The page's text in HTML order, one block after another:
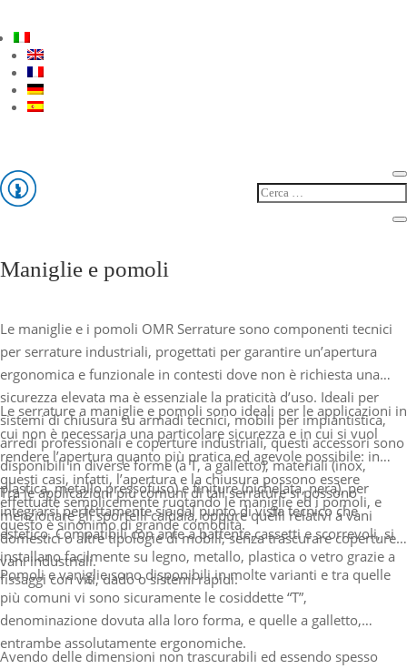
Maniglie e pomoli
Le maniglie e i pomoli OMR Serrature sono componenti tecnici
per serrature industriali, progettati per garantire un’apertura
ergonomica e funzionale in contesti dove non è richiesta una
sicurezza elevata ma è essenziale la praticità d’uso. Ideali per
sistemi di chiusura su armadi tecnici, mobili per impiantistica,
arredi professionali e coperture industriali, questi accessori sono
disponibili in diverse forme (a T, a galletto), materiali (inox,
plastica, metallo pressofuso) e finiture (nichelata, nera), per
integrarsi perfettamente sia dal punto di vista tecnico che
estetico. Compatibili con ante a battente,cassetti e scorrevoli, si
installano facilmente su legno, metallo, plastica o vetro grazie a
fissaggi con viti, dado o sistemi rapidi.
Le serrature a maniglie e pomoli sono ideali per le applicazioni in
cui non è necessaria una particolare sicurezza e in cui si vuol
rendere l’apertura quanto più pratica ed agevole possibile: in
questi casi, infatti, l’apertura e la chiusura possono essere
effettuate semplicemente ruotando le maniglie ed i pomoli, e
questo è sinonimo di grande comodità.
Tra le applicazioni più comuni di tali serrature si possono
menzionare gli sportelli caldaia, oppure quelli relativi a vani
domestici o altre tipologie di mobili, senza trascurare coperture e
vani industriali.
Pomoli e vaniglie sono disponibili in molte varianti e tra quelle
più comuni vi sono sicuramente le cosiddette “T”,
denominazione dovuta alla loro forma, e quelle a galletto,
entrambe assolutamente ergonomiche.
Avendo delle dimensioni non trascurabili ed essendo spesso